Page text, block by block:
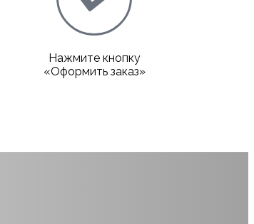
Нажмите кнопку
«Оформить заказ»